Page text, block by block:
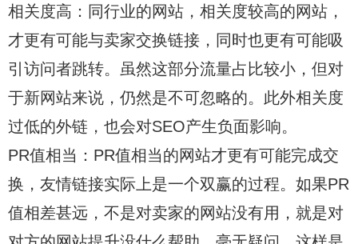
相关度高：同行业的网站，相关度较高的网站，
才更有可能与卖家交换链接，同时也更有可能吸
引访问者跳转。虽然这部分流量占比较小，但对
于新网站来说，仍然是不可忽略的。此外相关度
过低的外链，也会对SEO产生负面影响。
PR值相当：PR值相当的网站才更有可能完成交
换，友情链接实际上是一个双赢的过程。如果PR
值相差甚远，不是对卖家的网站没有用，就是对